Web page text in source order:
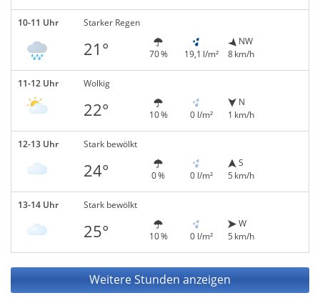
10-11 Uhr Starker Regen
21° 70 % 19,1 l/m²
NW
8 km/h
11-12 Uhr Wolkig
22° 10 % 0 l/m²
N
1 km/h
12-13 Uhr Stark bewölkt
24° 0 % 0 l/m²
S
5 km/h
13-14 Uhr Stark bewölkt
25° 10 % 0 l/m²
W
5 km/h
Weitere Stunden anzeigen